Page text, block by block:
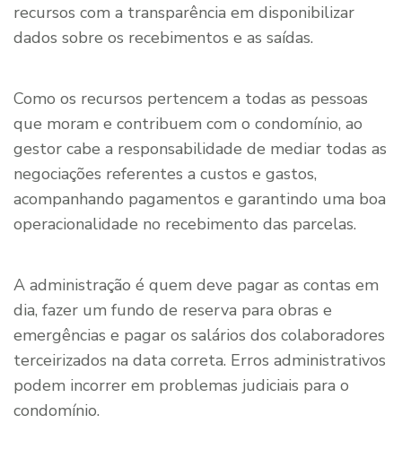
recursos com a transparência em disponibilizar
dados sobre os recebimentos e as saídas.
Como os recursos pertencem a todas as pessoas
que moram e contribuem com o condomínio, ao
gestor cabe a responsabilidade de mediar todas as
negociações referentes a custos e gastos,
acompanhando pagamentos e garantindo uma boa
operacionalidade no recebimento das parcelas.
A administração é quem deve pagar as contas em
dia, fazer um fundo de reserva para obras e
emergências e pagar os salários dos colaboradores
terceirizados na data correta. Erros administrativos
podem incorrer em problemas judiciais para o
condomínio.